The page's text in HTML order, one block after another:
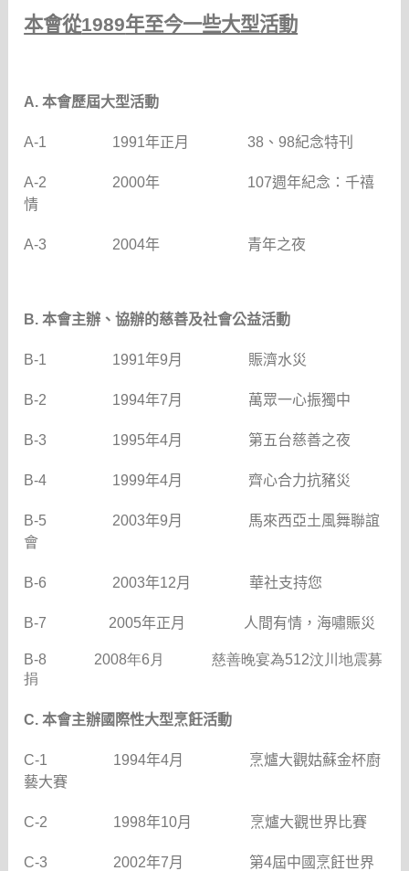
本會從1989年至今一些大型活動
A.本會歷屆大型活動
A-1 1991年正月 38 、98紀念特刊
A-2 2000年 107週年紀念：千禧
情
A-3 2004年 青年之夜
B.本會主辦、協辦的慈善及社會公益活動
B-1 1991年9月 賑濟水災
B-2 1994年7月 萬眾一心振獨中
B-3 1995年4月 第五台慈善之夜
B-4 1999年4月 齊心合力抗豬災
B-5 2003年9月
馬來西亞土風舞聯誼
會
B-6 2003年12月 華社支持您
B-7 2005年正月 人間有情，海嘯賑災
B-8 2008年6月 慈善晚宴為512汶川地震募
捐
C.本會主辦國際性大型烹飪活動
C-1 1994年4月
烹爐大觀姑蘇金杯廚
藝大賽
C-2 1998年10月 烹爐大觀世界比賽
C-3 2002年7月 第4屆中國烹飪世界